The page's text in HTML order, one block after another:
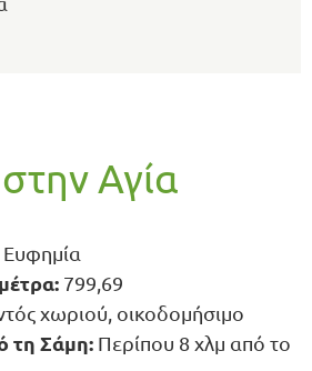
Αγία
Ευφημία
799,69
χωριού, οικοδομήσιμο
τη Σάμη: Περίπου 8 χλμ από το